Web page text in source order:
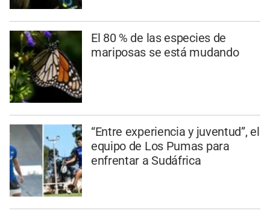
El 80 % de las especies de
mariposas se está mudando
“Entre experiencia y juventud”, el
equipo de Los Pumas para
enfrentar a Sudáfrica